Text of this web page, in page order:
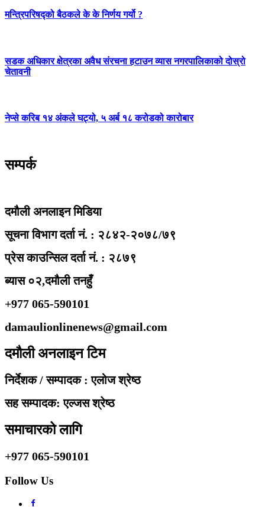
मन्त्रिपरिषद्को बैठकले के के निर्णय गर्यो ?
सडक अधिकार क्षेत्रका अवैध संरचना हटाउन व्यास नगरपालिकाको दोस्रो
चेतावनी
नेप्से करिब १४ अंकले घट्यो, ५ अर्ब १८ करोडको कारोबार
सम्पर्क
दमौली अनलाइन मिडिया
सूचना विभाग दर्ता नं. : २८४२-२०७८/७९
प्रेस काउन्सिल दर्ता नं. : २८७९
ब्यास ०२,दमौली तनहुँ
+977 065-590101
damaulionlinenews@gmail.com
दमौली अनलाइन टिम
निर्देशक / सम्पादक : एलोज श्रेष्ठ
सह सम्पादक: एल्जस श्रेष्ठ
समाचारको लागि
+977 065-590101
Follow Us